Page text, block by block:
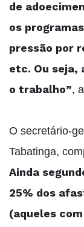
de
os
pressão por
etc. Ou seja,
o trabalho”,
O secretário-
Tabatinga,
Ainda
25% dos
(aqueles